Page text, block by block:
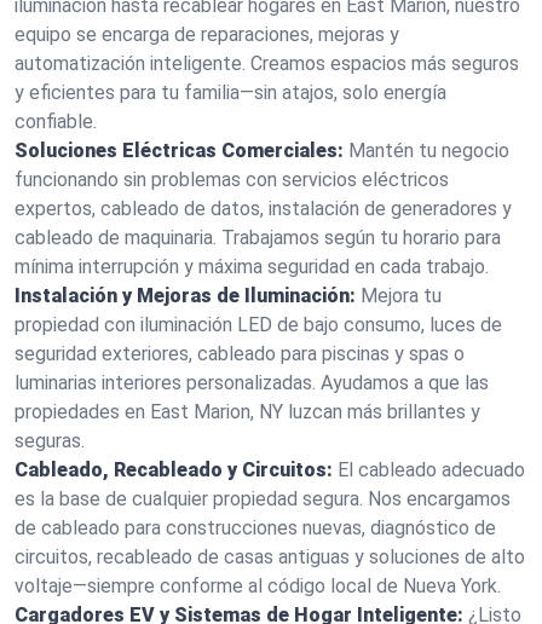
iluminación hasta recablear hogares en East Marion, nuestro
equipo se encarga de reparaciones, mejoras y
automatización inteligente. Creamos espacios más seguros
y eficientes para tu familia—sin atajos, solo energía
confiable.
Soluciones Eléctricas Comerciales: Mantén tu negocio
funcionando sin problemas con servicios eléctricos
expertos, cableado de datos, instalación de generadores y
cableado de maquinaria. Trabajamos según tu horario para
mínima interrupción y máxima seguridad en cada trabajo.
Instalación y Mejoras de Iluminación: Mejora tu
propiedad con iluminación LED de bajo consumo, luces de
seguridad exteriores, cableado para piscinas y spas o
luminarias interiores personalizadas. Ayudamos a que las
propiedades en East Marion, NY luzcan más brillantes y
seguras.
Cableado, Recableado y Circuitos: El cableado adecuado
es la base de cualquier propiedad segura. Nos encargamos
de cableado para construcciones nuevas, diagnóstico de
circuitos, recableado de casas antiguas y soluciones de alto
voltaje—siempre conforme al código local de Nueva York.
Cargadores EV y Sistemas de Hogar Inteligente: ¿Listo